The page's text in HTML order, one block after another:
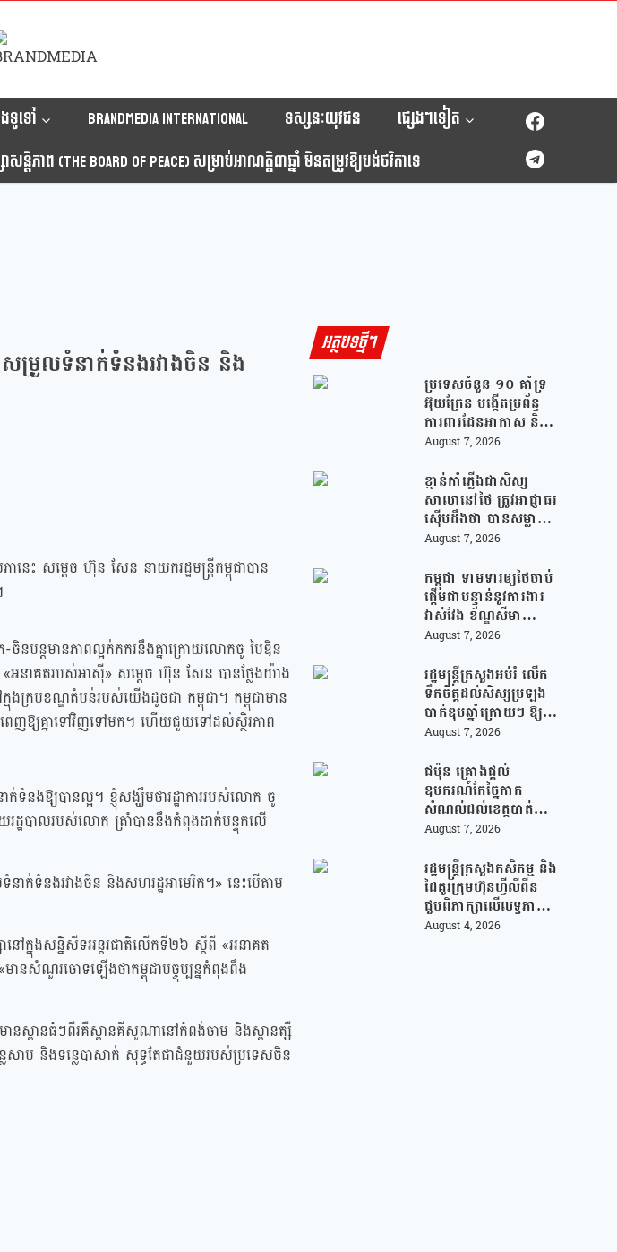
ទូទៅ Brandmedia international ទស្សនៈយុវជន
ផ្សេងៗទៀត
តិភាព (The Board Of Peace) សម្រាប់អាណត្តិ៣ឆ្នាំ មិនតម្រូវឱ្យបង់ថវិកាទេ
ម្រួលទំនាក់ទំនងរវាងចិន និង
េះ សម្ដេច ហ៊ុន សែន នាយករដ្ឋមន្ត្រីកម្ពុជាបាន
ចិនបន្តមានភាពល្អក់កករនឹងគ្នាក្រោយលោកចូ បៃឌិន
អនាគតរបស់អាស៊ី» សម្ដេច ហ៊ុន សែន បានថ្លែងយ៉ាង
ងក្របខណ្ឌតំបន់របស់យើងដូចជា កម្ពុជា។ កម្ពុជាមាន
ពេញឱ្យគ្នាទៅវិញទៅមក។ ហើយជួយទៅដល់ស្ថិរភាព
ទំនងឱ្យបានល្អ។ ខ្ញុំសង្ឃឹមថារដ្ឋាការរបស់លោក ចូ
ដ្ឋបាលរបស់លោក ត្រាំបាននឹងកំពុងដាក់បន្ទុកលើ
ាក់ទំនងរវាងចិន និងសហរដ្ឋអាមេរិក។» នេះបើតាម
នៅក្នុងសន្និសីទអន្តរជាតិលើកទី២៦ ស្ដីពី «អនាគត
ានសំណួរចោទឡើងថាកម្ពុជាបច្ចុប្បន្នកំពុងពឹង
នស្ពានធំៗពីរគឺស្ពានគីសូណានៅកំពង់ចាម និងស្ពានត្សឺ
លេសាប និងទន្លេបាសាក់ សុទ្ធតែជាជំនួយរបស់ប្រទេសចិន
អត្ថបទថ្មីៗ
ប្រទេសចំនួន ១០ គាំទ្រ
អ៊ុយក្រែន បង្កើតប្រព័ន្ធ
ការពារដែនអាកាស និងមី
ស៊ីលបាលីស្ទិក រួមគ្នាជា
August 7, 2026
ខ្មាន់កាំភ្លើងជាសិស្ស
សាលានៅថៃ ត្រូវអាជ្ញាធរ
ស៊ើបដឹងថា បានសម្លាប់
យាយតារបស់ខ្លួន មុន
នៅសាលារៀន
August 7, 2026
កម្ពុជា ទាមទារឲ្យថៃចាប់
ផ្តើមជាបន្ទាន់នូវការងារ
វាស់វែង ខ័ណ្ឌសីមា
ព្រំដែនគោគ (JBC) និង
សសឹកវិលទៅលំនៅឋាន
វិញ ដោយគ្មានការរារាំង
August 7, 2026
រដ្ឋមន្រ្តីក្រសួងអប់រំ លើក
ទឹកចិត្តដល់សិស្សប្រឡង
បាក់ឌុបឆ្នាំក្រោយៗ ឱ្យ
ជ្រើសរើសយកការប្រឡង
ឆ្លើយតបទៅនឹងតម្រូវការ
ធនធានមនុស្សក្នុងយុគ
សម័យបច្ចេកវិទ្យា
August 7, 2026
ជប៉ុន គ្រោងផ្តល់
ឧបករណ៍កែច្នៃកាក
សំណល់ដល់ខេត្តបាត់
ដំបង ដើម្បីជួយលើក
គ្រប់គ្រងសំណល់
August 7, 2026
រដ្ឋមន្រ្តីក្រសួងកសិកម្ម និង
ដៃគូរក្រុមហ៊ុនហ្វីលីពីន
ជួបពិភាក្សាលើលទ្ធភាព
ជំរុញការនាំចេញកសិផល
August 4, 2026